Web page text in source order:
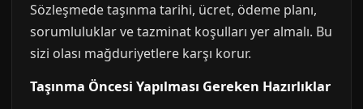
Sözleşmede taşınma tarihi, ücret, ödeme planı,
sorumluluklar ve tazminat koşulları yer almalı. Bu
sizi olası mağduriyetlere karşı korur.
Taşınma Öncesi Yapılması Gereken Hazırlıklar